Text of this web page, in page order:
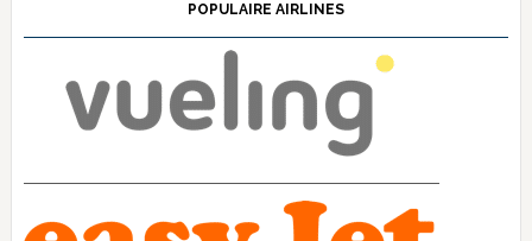
POPULAIRE AIRLINES